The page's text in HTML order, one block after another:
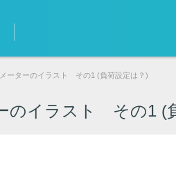
ーターのイラスト その1 (負荷設定は？)
のイラスト その1 (